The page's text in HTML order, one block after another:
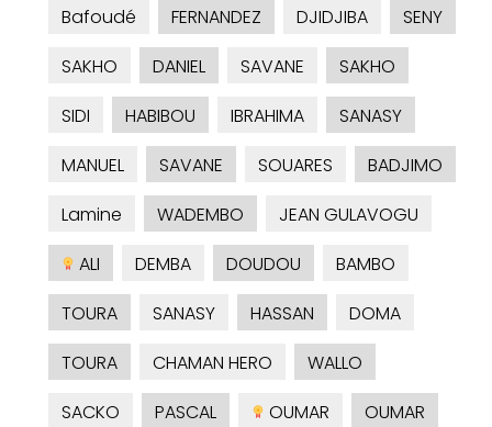
Bafoudé
FERNANDEZ DJIDJIBA
SENY
SAKHO
DANIEL SAVANE
SAKHO
SIDI
HABIBOU IBRAHIMA
SANASY
MANUEL
SAVANE SOUARES
BADJIMO
Lamine
WADEMBO
JEAN GULAVOGU
ALI
DEMBA DOUDOU
BAMBO
TOURA
SANASY HASSAN
DOMA
TOURA
CHAMAN HERO
WALLO
SACKO
PASCAL OUMAR OUMAR